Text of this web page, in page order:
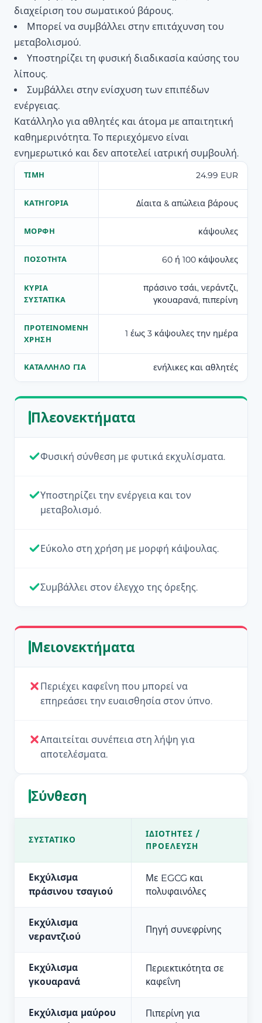
διαχείριση του σωματικού βάρους.
Μπορεί να συμβάλλει στην επιτάχυνση του
μεταβολισμού.
Υποστηρίζει τη φυσική διαδικασία καύσης του
λίπους.
Συμβάλλει στην ενίσχυση των επιπέδων
ενέργειας.
Κατάλληλο για αθλητές και άτομα με απαιτητική
καθημερινότητα. Το περιεχόμενο είναι
ενημερωτικό και δεν αποτελεί ιατρική συμβουλή.
ΤΙΜΉ 24.99 EUR
ΚΑΤΗΓΟΡΊΑ Δίαιτα & απώλεια βάρους
ΜΟΡΦΉ κάψουλες
ΠΟΣΌΤΗΤΑ 60 ή 100 κάψουλες
ΚΎΡΙΑ
ΣΥΣΤΑΤΙΚΆ
πράσινο τσάι, νεράντζι,
γκουαρανά, πιπερίνη
ΠΡΟΤΕΙΝΌΜΕΝΗ
ΧΡΉΣΗ
1 έως 3 κάψουλες την ημέρα
ΚΑΤΆΛΛΗΛΟ ΓΙΑ ενήλικες και αθλητές
Πλεονεκτήματα
Φυσική σύνθεση με φυτικά εκχυλίσματα.
Υποστηρίζει την ενέργεια και τον
μεταβολισμό.
Εύκολο στη χρήση με μορφή κάψουλας.
Συμβάλλει στον έλεγχο της όρεξης.
Μειονεκτήματα
Περιέχει καφεΐνη που μπορεί να
επηρεάσει την ευαισθησία στον ύπνο.
Απαιτείται συνέπεια στη λήψη για
αποτελέσματα.
Σύνθεση
ΣΥΣΤΑΤΙΚΌ
ΙΔΙΌΤΗΤΕΣ /
ΠΡΟΈΛΕΥΣΗ
Εκχύλισμα
πράσινου τσαγιού
Με EGCG και
πολυφαινόλες
Εκχύλισμα
νεραντζιού
Πηγή συνεφρίνης
Εκχύλισμα
γκουαρανά
Περιεκτικότητα σε
καφεΐνη
Εκχύλισμα μαύρου
Πιπερίνη για